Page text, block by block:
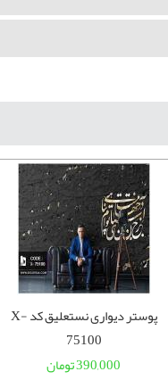
پوستر دیواری نستعلیق کد X-
75100
390,000 تومان